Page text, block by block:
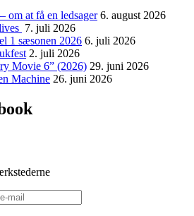
om at få en ledsager 6. august 2026
7. juli 2026
1 sæsonen 2026 6. juli 2026
2. juli 2026
Movie 6” (2026) 29. juni 2026
Machine 26. juni 2026